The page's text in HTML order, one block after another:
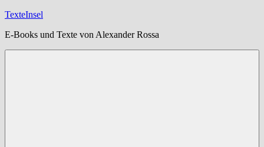
Zum
springen
TexteInsel
E-Books und Texte von Alexander Rossa